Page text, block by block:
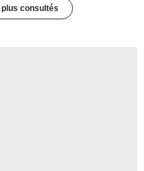
consultés